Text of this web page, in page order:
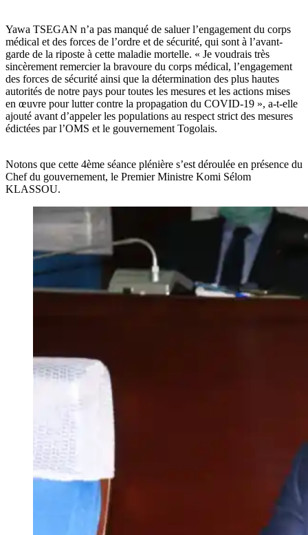
Yawa TSEGAN n’a pas manqué de saluer l’engagement du corps
médical et des forces de l’ordre et de sécurité, qui sont à l’avant-
garde de la riposte à cette maladie mortelle. « Je voudrais très
sincèrement remercier la bravoure du corps médical, l’engagement
des forces de sécurité ainsi que la détermination des plus hautes
autorités de notre pays pour toutes les mesures et les actions mises
en œuvre pour lutter contre la propagation du COVID-19 », a-t-elle
ajouté avant d’appeler les populations au respect strict des mesures
édictées par l’OMS et le gouvernement Togolais.
Notons que cette 4ème séance plénière s’est déroulée en présence du
Chef du gouvernement, le Premier Ministre Komi Sélom
KLASSOU.